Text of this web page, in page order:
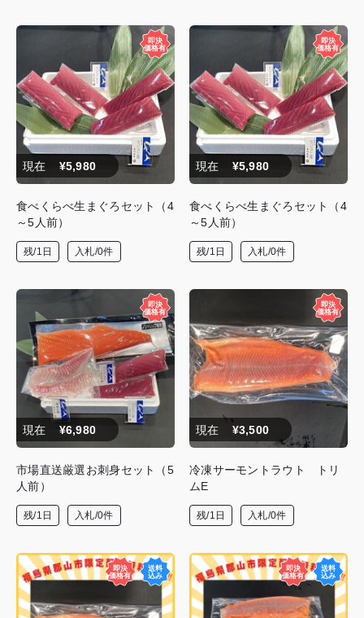
現在 ¥5,980
食べくらべ生まぐろセット（4
～5人前）
残/1日 入札/0件
現在 ¥5,980
食べくらべ生まぐろセット（4
～5人前）
残/1日 入札/0件
現在 ¥6,980
市場直送厳選お刺身セット（5
人前）
残/1日 入札/0件
現在 ¥3,500
冷凍サーモントラウト トリ
ムE
残/1日 入札/0件